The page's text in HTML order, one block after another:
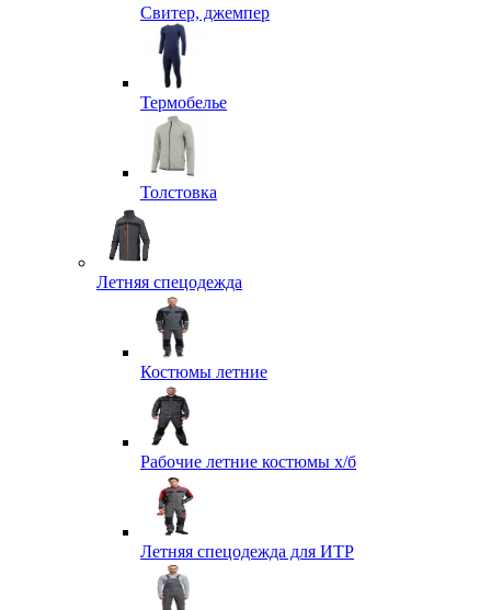
Свитер, джемпер
Термобелье
Толстовка
Летняя спецодежда
Костюмы летние
Рабочие летние костюмы х/б
Летняя спецодежда для ИТР